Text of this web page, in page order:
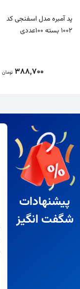
پد آمبره مدل اسفنجی کد
1002 بسته 100عددی
388,700 تومان
پیشنهادات
شگفت انگیز